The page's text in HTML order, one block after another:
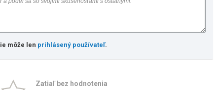
môže len prihlásený používateľ.
Zatiaľ bez hodnotenia